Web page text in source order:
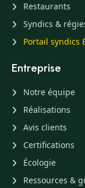
Restaurants
Syndics &
Portail syndics
Entreprise
Notre équipe
Réalisations
Avis clients
Certifications
Écologie
Ressources &